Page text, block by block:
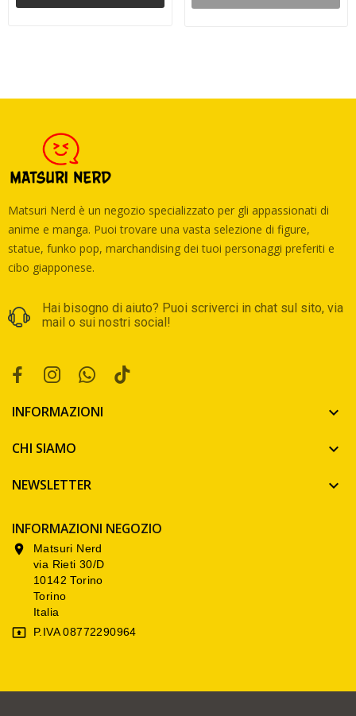
Matsuri Nerd è un negozio specializzato per gli appassionati di
anime e manga. Puoi trovare una vasta selezione di figure,
statue, funko pop, marchandising dei tuoi personaggi preferiti e
cibo giapponese.
Hai bisogno di aiuto? Puoi scriverci in chat sul sito, via
mail o sui nostri social!
INFORMAZIONI 
CHI SIAMO 
NEWSLETTER 
INFORMAZIONI NEGOZIO

Matsuri Nerd
via Rieti 30/D
10142 Torino
Torino
Italia
 P.IVA 08772290964